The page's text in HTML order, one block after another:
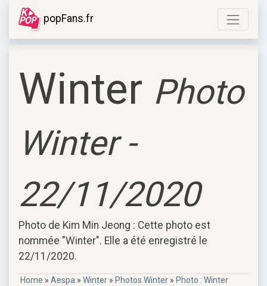
popFans.fr
Winter Photo
Winter -
22/11/2020
Photo de Kim Min Jeong : Cette photo est
nommée "Winter". Elle a été enregistré le
22/11/2020.
Home » Aespa » Winter » Photos Winter » Photo : Winter